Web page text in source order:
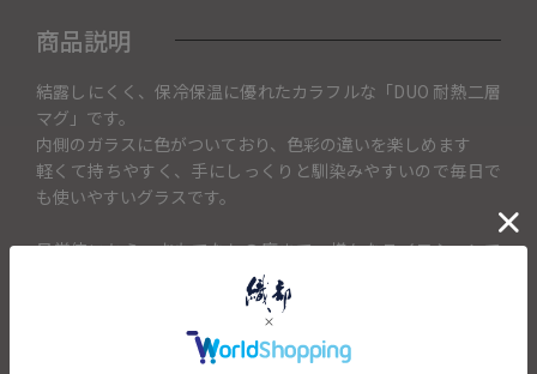
商品説明
結露しにくく、保冷保温に優れたカラフルな「DUO 耐熱二層
マグ」です。
内側のガラスに色がついており、色彩の違いを楽しめます
軽くて持ちやすく、手にしっくりと馴染みやすいので毎日で
も使いやすいグラスです。
日常使いから、おもてなしの席まで。様々なライフシーンで
箱付きなので、プチギフトなどの贈り物に最適です。